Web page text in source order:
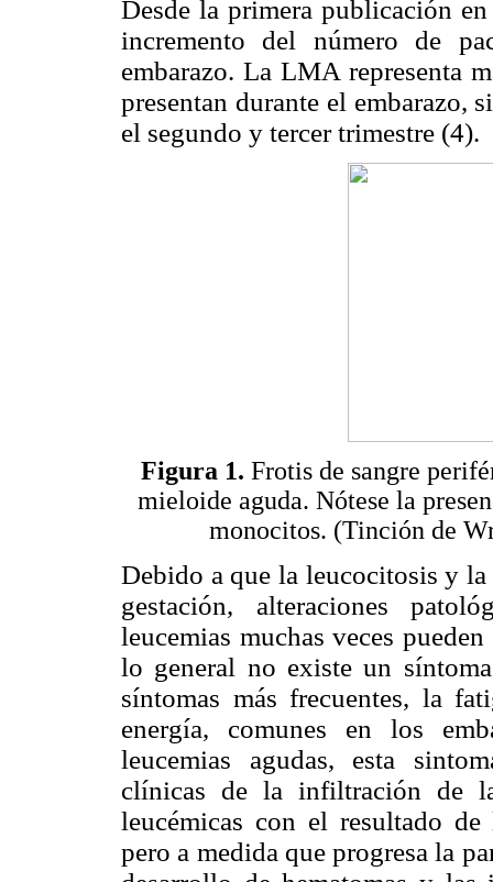
Desde la primera publicación
incremento del número de
embarazo. La LMA representa
presentan durante el embarazo,
el segundo y tercer trimestre (4).
Figura 1. Frotis de sangre
mieloide aguda. Nótese la
monocitos. (Tinción de
Debido a que la leucocitosis y
gestación, alteraciones
leucemias muchas veces
lo general no existe un
síntomas más frecuentes, la
energía, comunes en los
leucemias agudas, esta
clínicas de la infiltración de
leucémicas con el resultado
pero a medida que progresa la